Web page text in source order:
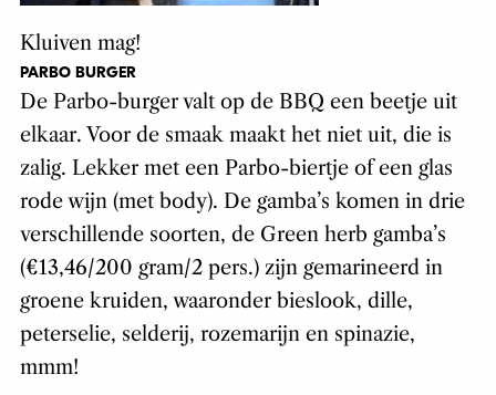
Kluiven mag!
PARBO BURGER
De Parbo-burger valt op de BBQ een beetje uit
elkaar. Voor de smaak maakt het niet uit, die is
zalig. Lekker met een Parbo-biertje of een glas
rode wijn (met body). De gamba’s komen in drie
verschillende soorten, de Green herb gamba’s
(€13,46/200 gram/2 pers.) zijn gemarineerd in
groene kruiden, waaronder bieslook, dille,
peterselie, selderij, rozemarijn en spinazie,
mmm!